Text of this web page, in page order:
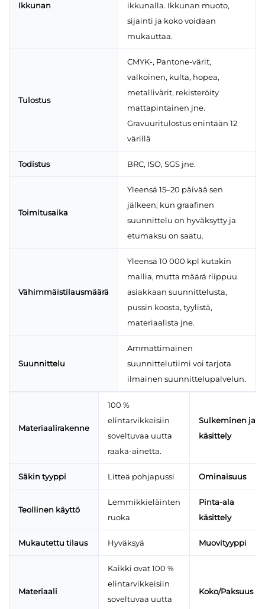
Ikkunan
ikkunalla. Ikkunan muoto,
sijainti ja koko voidaan
mukauttaa.
Tulostus
CMYK-, Pantone-värit,
valkoinen, kulta, hopea,
metallivärit, rekisteröity
mattapintainen jne.
Gravuuritulostus enintään 12
värillä
Todistus BRC, ISO, SGS jne.
Toimitusaika
Yleensä 15–20 päivää sen
jälkeen, kun graafinen
suunnittelu on hyväksytty ja
etumaksu on saatu.
Vähimmäistilausmäärä
Yleensä 10 000 kpl kutakin
mallia, mutta määrä riippuu
asiakkaan suunnittelusta,
pussin koosta, tyylistä,
materiaalista jne.
Suunnittelu
Ammattimainen
suunnittelutiimi voi tarjota
ilmainen suunnittelupalvelun.
Materiaalirakenne
100 %
elintarvikkeisiin
soveltuvaa uutta
raaka-ainetta.
Sulkeminen ja
käsittely
Säkin tyyppi Litteä pohjapussi Ominaisuus
Teollinen käyttö
Lemmikkieläinten
ruoka
Pinta-ala
käsittely
Mukautettu tilaus Hyväksyä Muovityyppi
Materiaali
Kaikki ovat 100 %
elintarvikkeisiin
soveltuvaa uutta
Koko/Paksuus